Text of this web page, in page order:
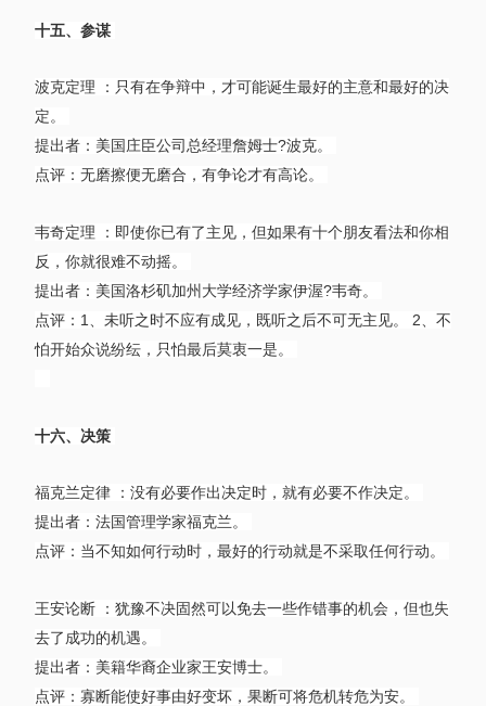
十五、参谋
波克定理 ：只有在争辩中，才可能诞生最好的主意和最好的决
定。
提出者：美国庄臣公司总经理詹姆士?波克。
点评：无磨擦便无磨合，有争论才有高论。
韦奇定理 ：即使你已有了主见，但如果有十个朋友看法和你相
反，你就很难不动摇。
提出者：美国洛杉矶加州大学经济学家伊渥?韦奇。
点评：1、未听之时不应有成见，既听之后不可无主见。 2、不
怕开始众说纷纭，只怕最后莫衷一是。
十六、决策
福克兰定律 ：没有必要作出决定时，就有必要不作决定。
提出者：法国管理学家福克兰。
点评：当不知如何行动时，最好的行动就是不采取任何行动。
王安论断 ：犹豫不决固然可以免去一些作错事的机会，但也失
去了成功的机遇。
提出者：美籍华裔企业家王安博士。
点评：寡断能使好事由好变坏，果断可将危机转危为安。